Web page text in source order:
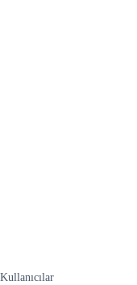
Kullanıcılar